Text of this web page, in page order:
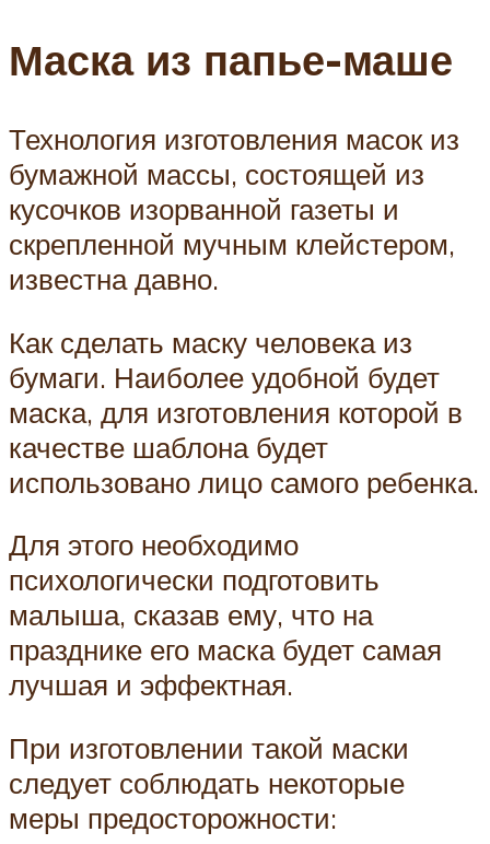
Маска из папье-маше
Технология изготовления масок из
бумажной массы, состоящей из
кусочков изорванной газеты и
скрепленной мучным клейстером,
известна давно.
Как сделать маску человека из
бумаги. Наиболее удобной будет
маска, для изготовления которой в
качестве шаблона будет
использовано лицо самого ребенка.
Для этого необходимо
психологически подготовить
малыша, сказав ему, что на
празднике его маска будет самая
лучшая и эффектная.
При изготовлении такой маски
следует соблюдать некоторые
меры предосторожности: